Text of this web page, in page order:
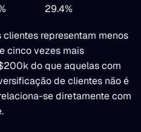
29.4%
representam menos
cinco vezes mais
do que aquelas com
de clientes não é
se diretamente com